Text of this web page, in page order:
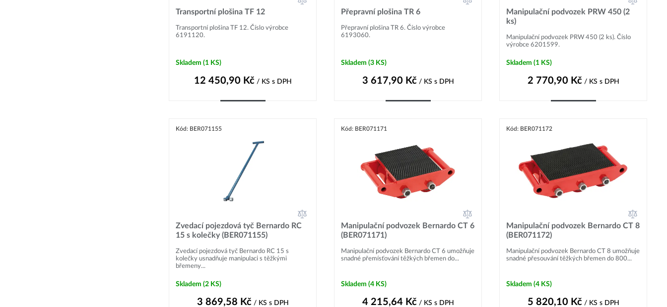
Transportní plošina TF 12
Transportní plošina TF 12. Číslo výrobce
6191120.
Skladem (1 KS)
12 450,90 Kč/ KS s DPH
Přepravní plošina TR 6
Přepravní plošina TR 6. Číslo výrobce
6193060.
Skladem (3 KS)
3 617,90 Kč/ KS s DPH
Manipulační podvozek PRW 450 (2
ks)
Manipulační podvozek PRW 450 (2 ks). Číslo
výrobce 6201599.
Skladem (1 KS)
2 770,90 Kč/ KS s DPH
Kód: BER071155
Zvedací pojezdová tyč Bernardo RC
15 s kolečky (BER071155)
Zvedací pojezdová tyč Bernardo RC 15 s
kolečky usnadňuje manipulaci s těžkými
břemeny...
Skladem (2 KS)
3 869,58 Kč/ KS s DPH
Kód: BER071171
Manipulační podvozek Bernardo CT 6
(BER071171)
Manipulační podvozek Bernardo CT 6 umožňuje
snadné přemísťování těžkých břemen do...
Skladem (4 KS)
4 215,64 Kč/ KS s DPH
Kód: BER071172
Manipulační podvozek Bernardo CT 8
(BER071172)
Manipulační podvozek Bernardo CT 8 umožňuje
snadné přesouvání těžkých břemen do 800...
Skladem (4 KS)
5 820,10 Kč/ KS s DPH